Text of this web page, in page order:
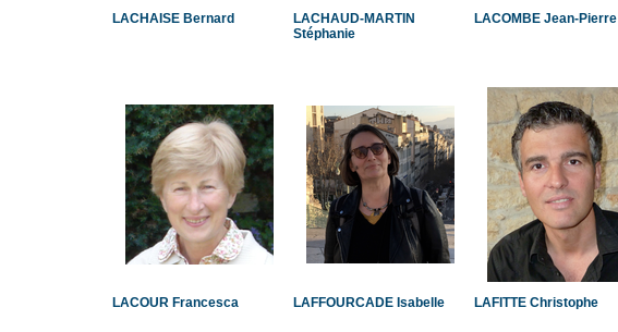
LACHAISE Bernard
LACHAUD-MARTIN
Stéphanie
LACOMBE Jean-Pierre
LACOUR Francesca LAFFOURCADE Isabelle LAFITTE Christophe